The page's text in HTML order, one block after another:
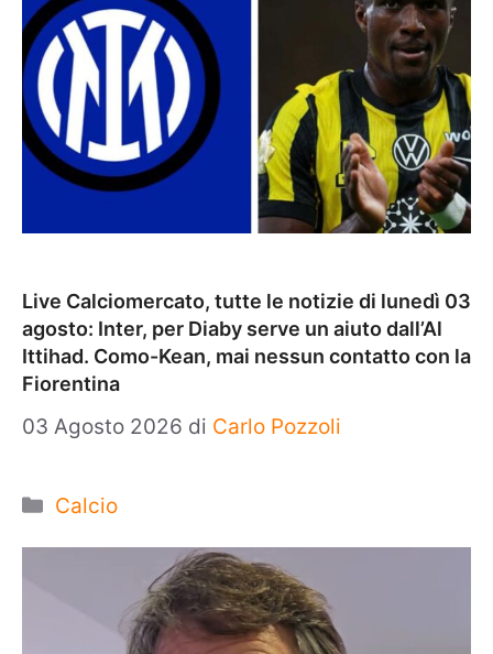
Live Calciomercato, tutte le notizie di lunedì 03
agosto: Inter, per Diaby serve un aiuto dall’Al
Ittihad. Como-Kean, mai nessun contatto con la
Fiorentina
03 Agosto 2026 di Carlo Pozzoli
Categorie
Calcio